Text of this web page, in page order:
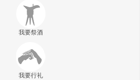
我要祭酒
我要行礼